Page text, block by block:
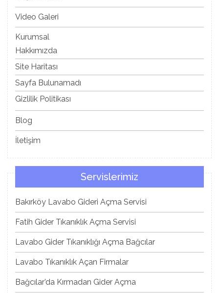
Video Galeri
Kurumsal
Hakkımızda
Site Haritası
Sayfa Bulunamadı
Gizlilik Politikası
Blog
İletişim
Servislerimiz
Bakırköy Lavabo Gideri Açma Servisi
Fatih Gider Tıkanıklık Açma Servisi
Lavabo Gider Tıkanıklığı Açma Bağcılar
Lavabo Tıkanıklık Açan Firmalar
Bağcılar’da Kırmadan Gider Açma